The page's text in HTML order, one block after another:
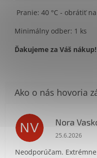
Pranie: 40
Minimálny odber: 1 ks
Ďakujeme za Váš nákup!
NV Nora
Hodnotenie
25.6.2026
Neodporúčam.